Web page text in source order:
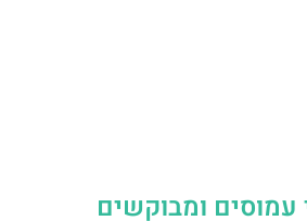
ומבוקשים